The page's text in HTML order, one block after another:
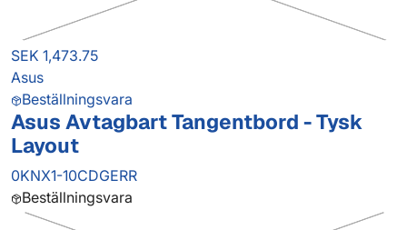
SEK 1,473.75
Asus
Beställningsvara
Asus Avtagbart Tangentbord - Tysk
Layout
0KNX1-10CDGERR
Beställningsvara